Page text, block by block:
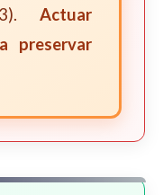
Actuar
preservar